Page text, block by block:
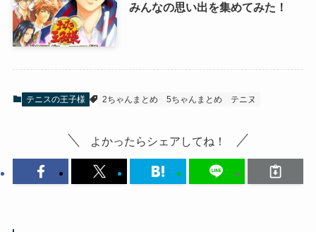
みんなの思い出を集めてみた！
テニスの王子様 2ちゃんまとめ 5ちゃんまとめ テニヌ
よかったらシェアしてね！